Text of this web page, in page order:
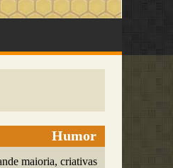
Humor
maioria, criativas